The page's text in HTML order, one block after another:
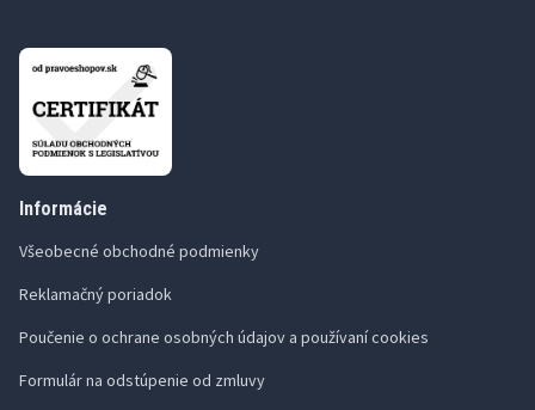
Informácie
Všeobecné obchodné podmienky
Reklamačný poriadok
Poučenie o ochrane osobných údajov a používaní cookies
Formulár na odstúpenie od zmluvy